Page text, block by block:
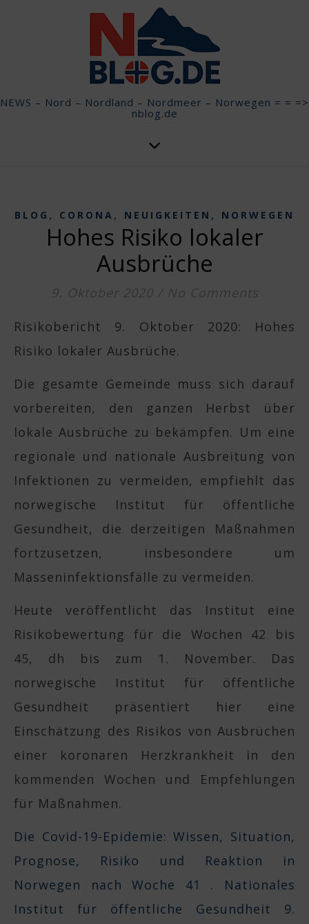
NEWS – Nord – Nordland – Nordmeer – Norwegen = = =>
nblog.de
BLOG , CORONA , NEUIGKEITEN , NORWEGEN
Hohes Risiko lokaler
Ausbrüche
9. Oktober 2020 / No Comments
Risikobericht 9. Oktober 2020: Hohes
Risiko lokaler Ausbrüche.
Die gesamte Gemeinde muss sich darauf
vorbereiten, den ganzen Herbst über
lokale Ausbrüche zu bekämpfen. Um eine
regionale und nationale Ausbreitung von
Infektionen zu vermeiden, empfiehlt das
norwegische Institut für öffentliche
Gesundheit, die derzeitigen Maßnahmen
fortzusetzen, insbesondere um
Masseninfektionsfälle zu vermeiden.
Heute veröffentlicht das Institut eine
Risikobewertung für die Wochen 42 bis
45, dh bis zum 1. November. Das
norwegische Institut für öffentliche
Gesundheit präsentiert hier eine
Einschätzung des Risikos von Ausbrüchen
einer koronaren Herzkrankheit in den
kommenden Wochen und Empfehlungen
für Maßnahmen.
Die Covid-19-Epidemie: Wissen, Situation,
Prognose, Risiko und Reaktion in
Norwegen nach Woche 41 . Nationales
Institut für öffentliche Gesundheit 9.